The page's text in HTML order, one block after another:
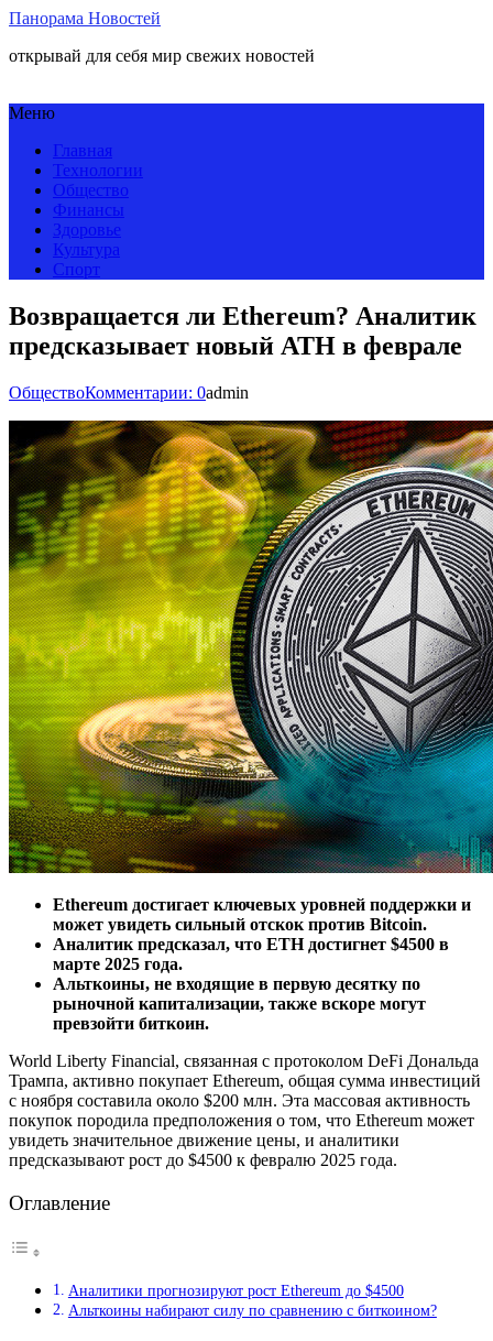
Панорама Новостей
открывай для себя мир свежих новостей
Меню
Главная
Технологии
Общество
Финансы
Здоровье
Культура
Спорт
Возвращается ли Ethereum? Аналитик
предсказывает новый ATH в феврале
ОбществоКомментарии: 0admin
Ethereum достигает ключевых уровней поддержки и
может увидеть сильный отскок против Bitcoin.
Аналитик предсказал, что ETH достигнет $4500 в
марте 2025 года.
Альткоины, не входящие в первую десятку по
рыночной капитализации, также вскоре могут
превзойти биткоин.
World Liberty Financial, связанная с протоколом DeFi Дональда
Трампа, активно покупает Ethereum, общая сумма инвестиций
с ноября составила около $200 млн. Эта массовая активность
покупок породила предположения о том, что Ethereum может
увидеть значительное движение цены, и аналитики
предсказывают рост до $4500 к февралю 2025 года.
Оглавление
Аналитики прогнозируют рост Ethereum до $4500
Альткоины набирают силу по сравнению с биткоином?